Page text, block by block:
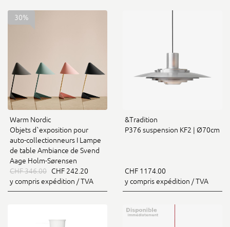
30%
Warm Nordic
Objets d`exposition pour
auto-collectionneurs I Lampe
de table Ambiance de Svend
Aage Holm-Sørensen
CHF 346.00 CHF 242.20
y compris expédition / TVA
&Tradition
P376 suspension KF2 | Ø70cm
CHF 1174.00
y compris expédition / TVA